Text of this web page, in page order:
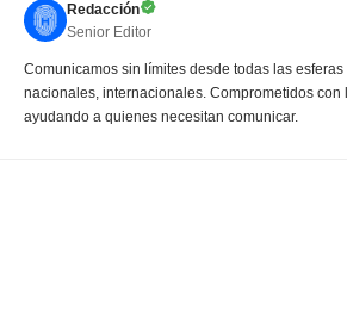
Redacción
Senior Editor
Comunicamos sin límites desde todas las
nacionales, internacionales. Comprometidos
ayudando a quienes necesitan comunicar.